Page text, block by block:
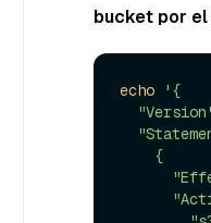
bucket por
echo
'{